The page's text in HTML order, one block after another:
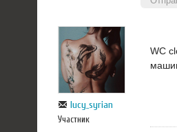
lucy_syrian
Участник
WC